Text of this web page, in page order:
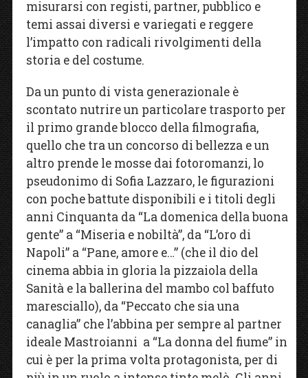
misurarsi con registi, partner, pubblico e
temi assai diversi e variegati e reggere
l’impatto con radicali rivolgimenti della
storia e del costume.
Da un punto di vista generazionale è
scontato nutrire un particolare trasporto per
il primo grande blocco della filmografia,
quello che tra un concorso di bellezza e un
altro prende le mosse dai fotoromanzi, lo
pseudonimo di Sofia Lazzaro, le figurazioni
con poche battute disponibili e i titoli degli
anni Cinquanta da “La domenica della buona
gente” a “Miseria e nobiltà”, da “L’oro di
Napoli” a “Pane, amore e…” (che il dio del
cinema abbia in gloria la pizzaiola della
Sanità e la ballerina del mambo col baffuto
maresciallo), da “Peccato che sia una
canaglia” che l’abbina per sempre al partner
ideale Mastroianni a “La donna del fiume” in
cui è per la prima volta protagonista, per di